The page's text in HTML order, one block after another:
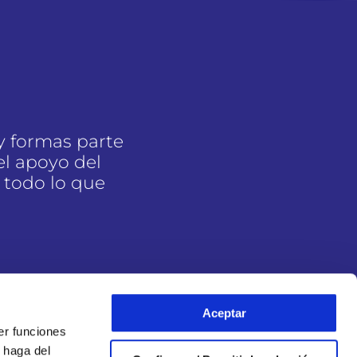
funciones
del
Aceptar
formas parte
apoyo del
todo lo que